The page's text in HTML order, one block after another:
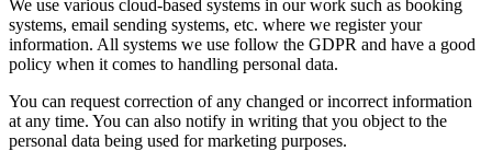
We use various cloud-based systems in our work such as booking
systems, email sending systems, etc. where we register your
information. All systems we use follow the GDPR and have a good
policy when it comes to handling personal data.
You can request correction of any changed or incorrect information
at any time. You can also notify in writing that you object to the
personal data being used for marketing purposes.